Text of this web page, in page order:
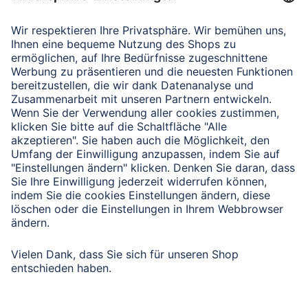
Verbleibende Zeichen: 1000/ 1000
Senden
Mit Absenden des Formulars bestätigen Sie, dass Sie unsere
Datenschutzbestimmungen zur Formulardatenverarbeitung zur
Datenschutz